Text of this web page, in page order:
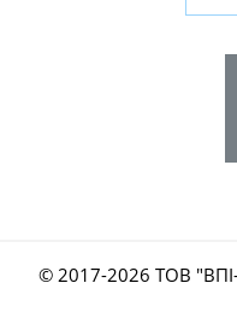
© 2017-2026 ТОВ